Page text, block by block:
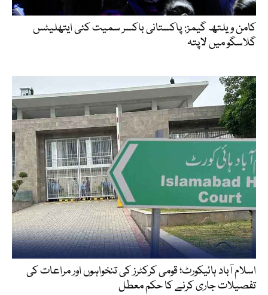
کامن ویلتھ گیمز: پاکستانی باکسر سمیت کئی ایتھلیٹس
گلاسگو میں لاپتہ
اسلام آباد ہائیکورٹ؛ قومی کرکٹرز کی تنخواہوں اور مراعات کی
تفصیلات جاری کرنے کا حکم معطل